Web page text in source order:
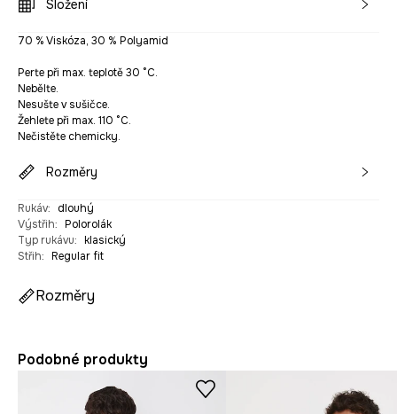
Složení
70 % Viskóza, 30 % Polyamid
Perte při max. teplotě 30 °C.
Nebělte.
Nesušte v sušičce.
Žehlete při max. 110 °C.
Nečistěte chemicky.
Rozměry
Rukáv:
dlouhý
Výstřih: Polorolák
Typ rukávu: klasický
Střih: Regular fit
Rozměry
Podobné produkty